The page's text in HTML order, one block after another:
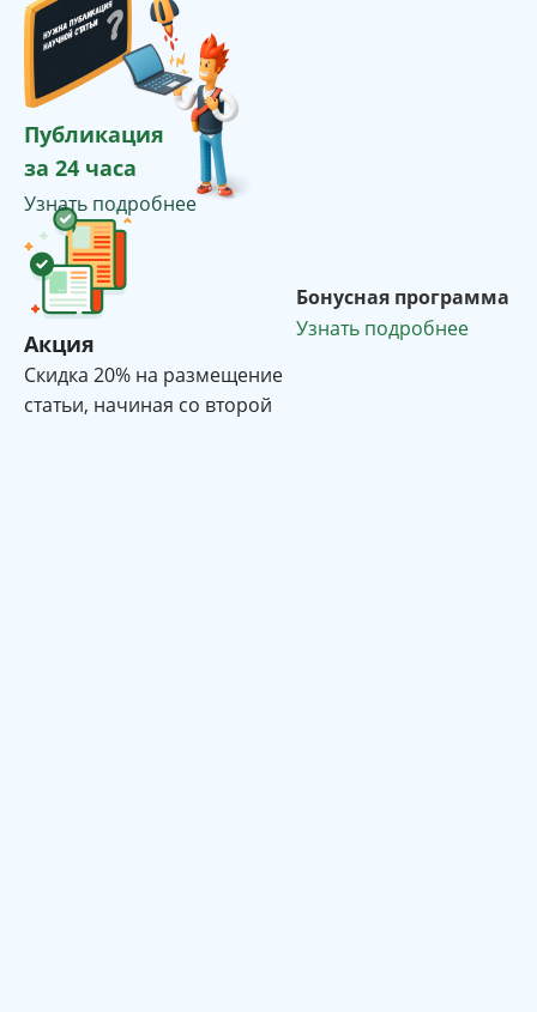
Публикация
за 24 часа
Узнать подробнее
Акция
Cкидка 20% на размещение
статьи, начиная со второй
Бонусная программа
Узнать подробнее